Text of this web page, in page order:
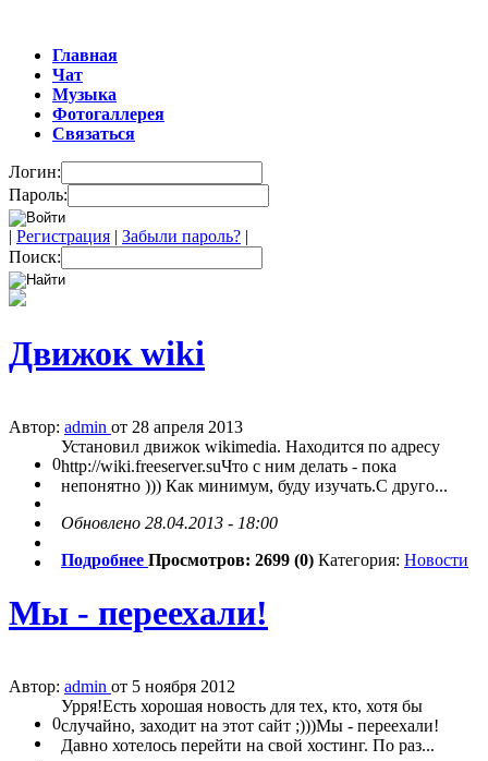
Главная
Чат
Музыка
Фотогаллерея
Связаться
Логин:
Пароль:
| Регистрация | Забыли пароль? |
Поиск:
Движок wiki
Автор: admin от 28 апреля 2013
0
Установил движок wikimedia. Находится по адресу
http://wiki.freeserver.suЧто с ним делать - пока
непонятно ))) Как минимум, буду изучать.С друго...
Обновлено 28.04.2013 - 18:00
Подробнее Просмотров: 2699 (0) Категория: Новости
Мы - переехали!
Автор: admin от 5 ноября 2012
0
Урря!Есть хорошая новость для тех, кто, хотя бы
случайно, заходит на этот сайт ;)))Мы - переехали!
Давно хотелось перейти на свой хостинг. По раз...